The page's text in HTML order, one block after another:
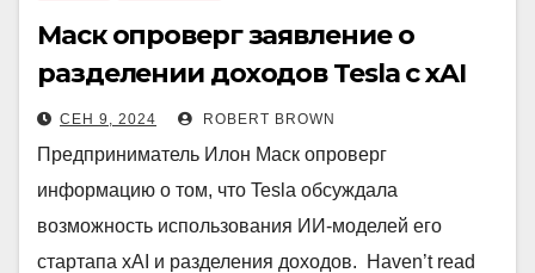
Маск опроверг заявление о
разделении доходов Tesla с xAI
СЕН 9, 2024 ROBERT BROWN
Предприниматель Илон Маск опроверг
информацию о том, что Tesla обсуждала
возможность использования ИИ-моделей его
стартапа xAI и разделения доходов. Haven’t read